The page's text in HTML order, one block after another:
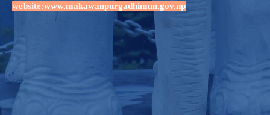
website:www.makawanpurgadhimun.gov.np